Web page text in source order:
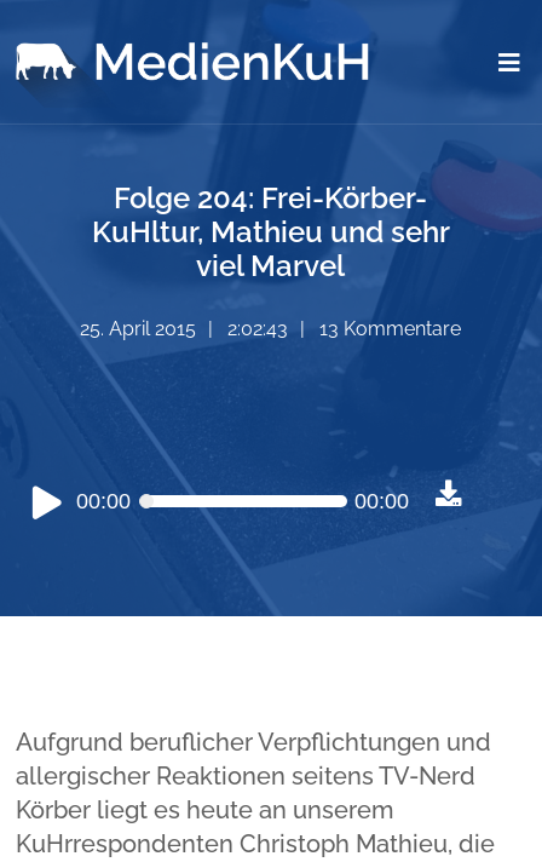
Folge 204: Frei-Körber-
KuHltur, Mathieu und sehr
viel Marvel
25. April 2015 2:02:43 13 Kommentare
Audio-
Player
00:00 00:00
Aufgrund beruflicher Verpflichtungen und
allergischer Reaktionen seitens TV-Nerd
Körber liegt es heute an unserem
KuHrrespondenten Christoph Mathieu, die